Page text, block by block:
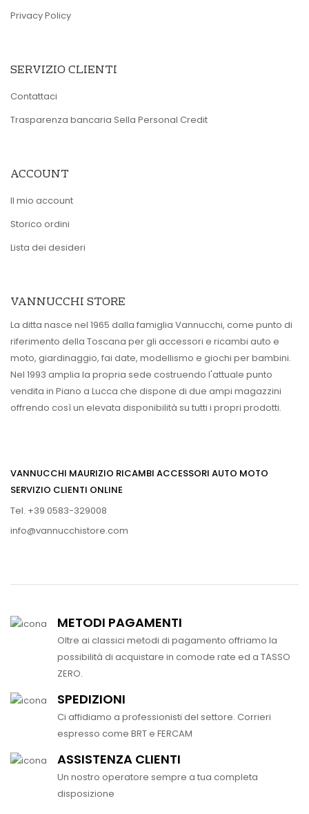
Privacy Policy
SERVIZIO CLIENTI
Contattaci
Trasparenza bancaria Sella Personal Credit
ACCOUNT
Il mio account
Storico ordini
Lista dei desideri
VANNUCCHI STORE
La ditta nasce nel 1965 dalla famiglia Vannucchi, come punto di
riferimento della Toscana per gli accessori e ricambi auto e
moto, giardinaggio, fai date, modellismo e giochi per bambini.
Nel 1993 amplia la propria sede costruendo l'attuale punto
vendita in Piano a Lucca che dispone di due ampi magazzini
offrendo così un elevata disponibilità su tutti i propri prodotti.
VANNUCCHI MAURIZIO RICAMBI ACCESSORI AUTO MOTO
SERVIZIO CLIENTI ONLINE
Tel. +39 0583-329008
info@vannucchistore.com
METODI PAGAMENTI
Oltre ai classici metodi di pagamento offriamo la
possibilità di acquistare in comode rate ed a TASSO
ZERO.
SPEDIZIONI
Ci affidiamo a professionisti del settore. Corrieri
espresso come BRT e FERCAM
ASSISTENZA CLIENTI
Un nostro operatore sempre a tua completa
disposizione